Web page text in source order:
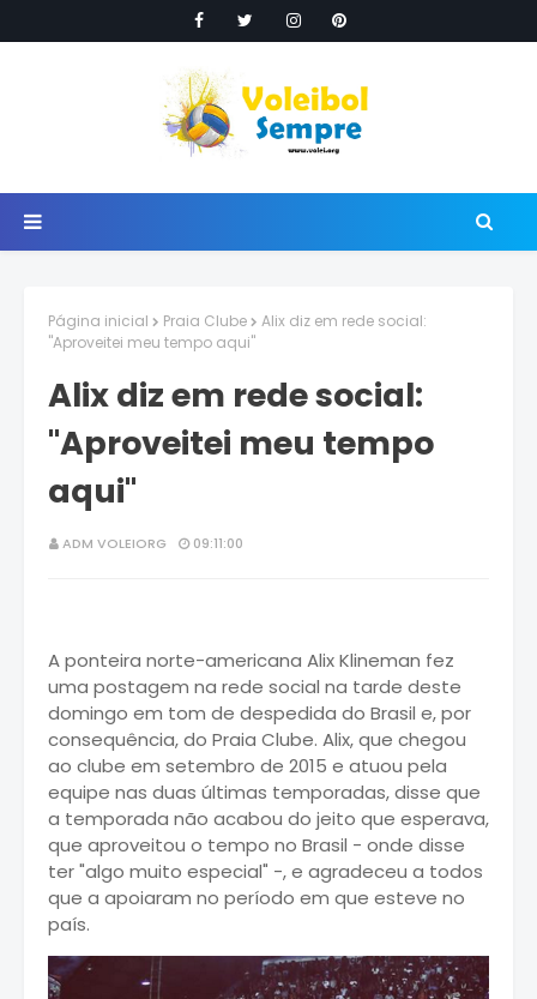
Página inicial Praia Clube
Alix diz em rede social:
"Aproveitei meu tempo aqui"
Alix diz em rede social:
"Aproveitei meu tempo
aqui"
ADM VOLEIORG 09:11:00
A ponteira norte-americana Alix Klineman fez
uma postagem na rede social na tarde deste
domingo em tom de despedida do Brasil e, por
consequência, do Praia Clube. Alix, que chegou
ao clube em setembro de 2015 e atuou pela
equipe nas duas últimas temporadas, disse que
a temporada não acabou do jeito que esperava,
que aproveitou o tempo no Brasil - onde disse
ter "algo muito especial" -, e agradeceu a todos
que a apoiaram no período em que esteve no
país.